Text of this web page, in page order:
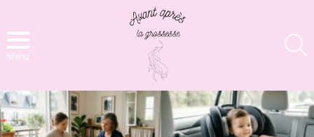
Menu
LATEST
STORIES